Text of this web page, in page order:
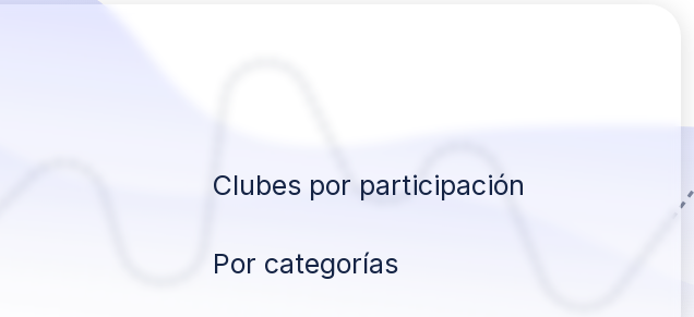
Clubes por participación
Por categorías